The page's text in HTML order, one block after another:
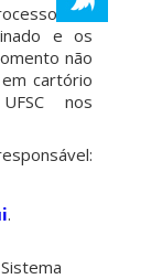
o
e os
não
cartório
nos
.